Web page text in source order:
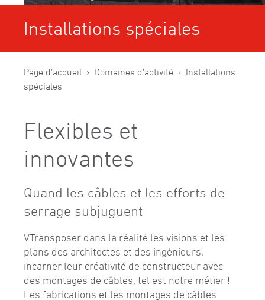
Installations spéciales
Page d’accueil Domaines d’activité
Installations
spéciales
Flexibles et
innovantes
Quand les câbles et les efforts de
serrage subjuguent
VTransposer dans la réalité les visions et les
plans des architectes et des ingénieurs,
incarner leur créativité de constructeur avec
des montages de câbles, tel est notre métier !
Les fabrications et les montages de câbles